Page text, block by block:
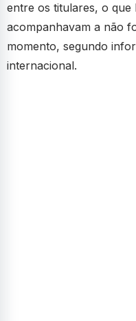
entre os titulares, o
acompanhavam a não
momento, segundo
internacional.